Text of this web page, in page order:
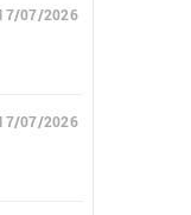
07/2026
07/2026